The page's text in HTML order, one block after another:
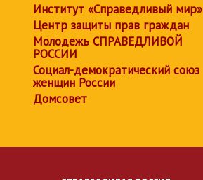
Институт «Справедливый мир»
Центр защиты прав граждан
Молодежь СПРАВЕДЛИВОЙ
РОССИИ
Социал-демократический союз
женщин России
Домсовет